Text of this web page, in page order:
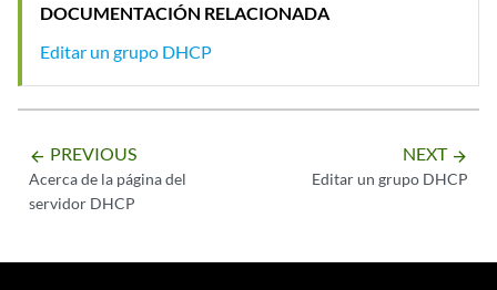
DOCUMENTACIÓN RELACIONADA
Editar un grupo DHCP
arrow_backward PREVIOUS
Acerca de la página del
servidor DHCP
NEXT arrow_forward
Editar un grupo DHCP